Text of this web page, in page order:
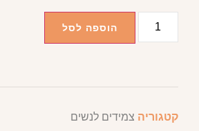
הוספה לסל
קטגוריה צמידים לנשים